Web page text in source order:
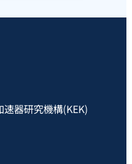
器研究機構(KEK)